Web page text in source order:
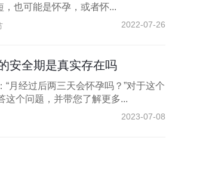
也可能是怀孕，或者怀...
2022-07-26
安全期是真实存在吗
月经过后两三天会怀孕吗？”对于这个
这个问题，并带您了解更多...
2023-07-08